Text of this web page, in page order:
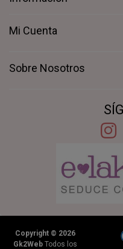
Mi Cuenta
Sobre Nosotros
Copyright © 2026
Gk2WebTodos los